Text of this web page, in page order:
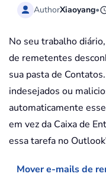
AuthorXiaoyang•
No seu trabalho
de remetentes
sua pasta de
indesejados ou
automaticamente
em vez da Caixa de
essa tarefa no
Mover e-mails de